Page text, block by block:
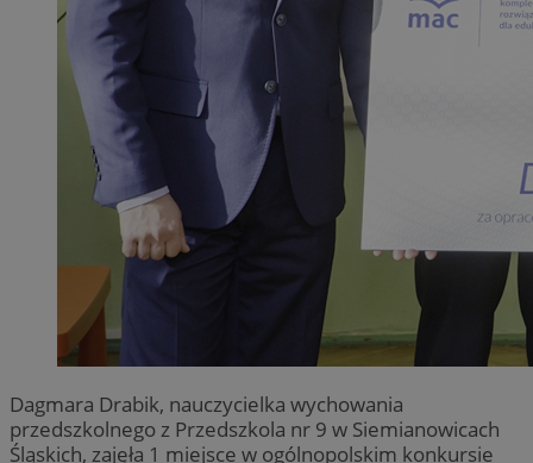
Dagmara Drabik, nauczycielka wychowania
przedszkolnego z Przedszkola nr 9 w Siemianowicach
Śląskich, zajęła 1 miejsce w ogólnopolskim konkursie